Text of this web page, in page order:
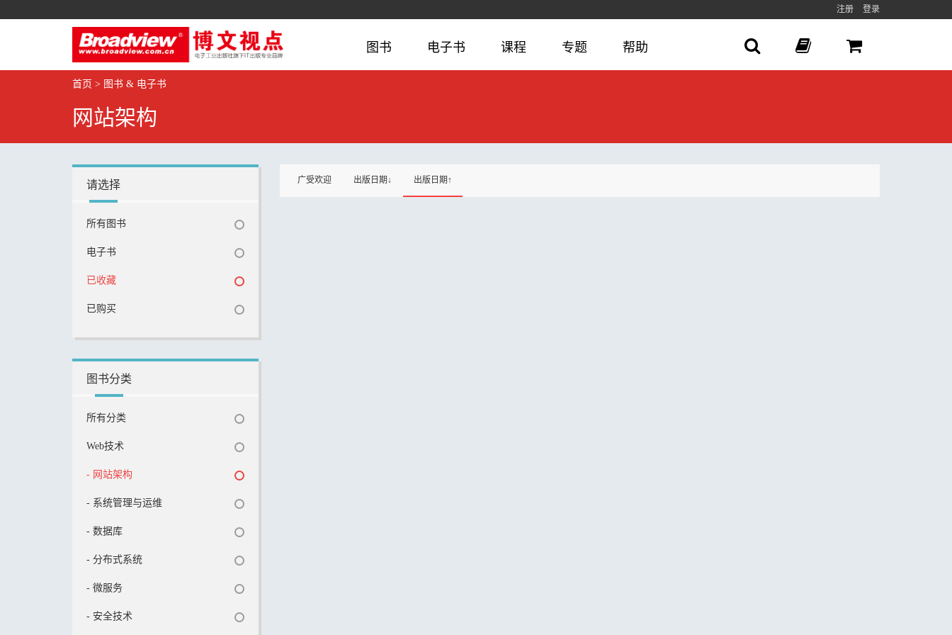
注册 登录
图书 电子书 课程 专题 帮助
首页 > 图书 & 电子书
网站架构
请选择
所有图书
电子书
已收藏
已购买
图书分类
所有分类
Web技术
- 网站架构
- 系统管理与运维
- 数据库
- 分布式系统
- 微服务
- 安全技术
广受欢迎 出版日期↓ 出版日期↑